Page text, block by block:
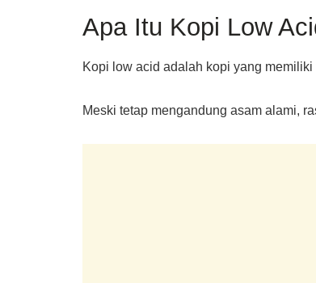
Apa Itu Kopi Low
Kopi low acid adalah kopi yang
Meski tetap mengandung asam alami,